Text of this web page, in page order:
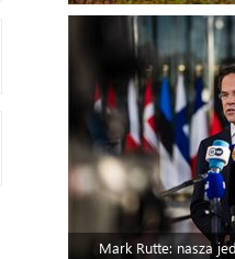
Mark Rutte: nasza